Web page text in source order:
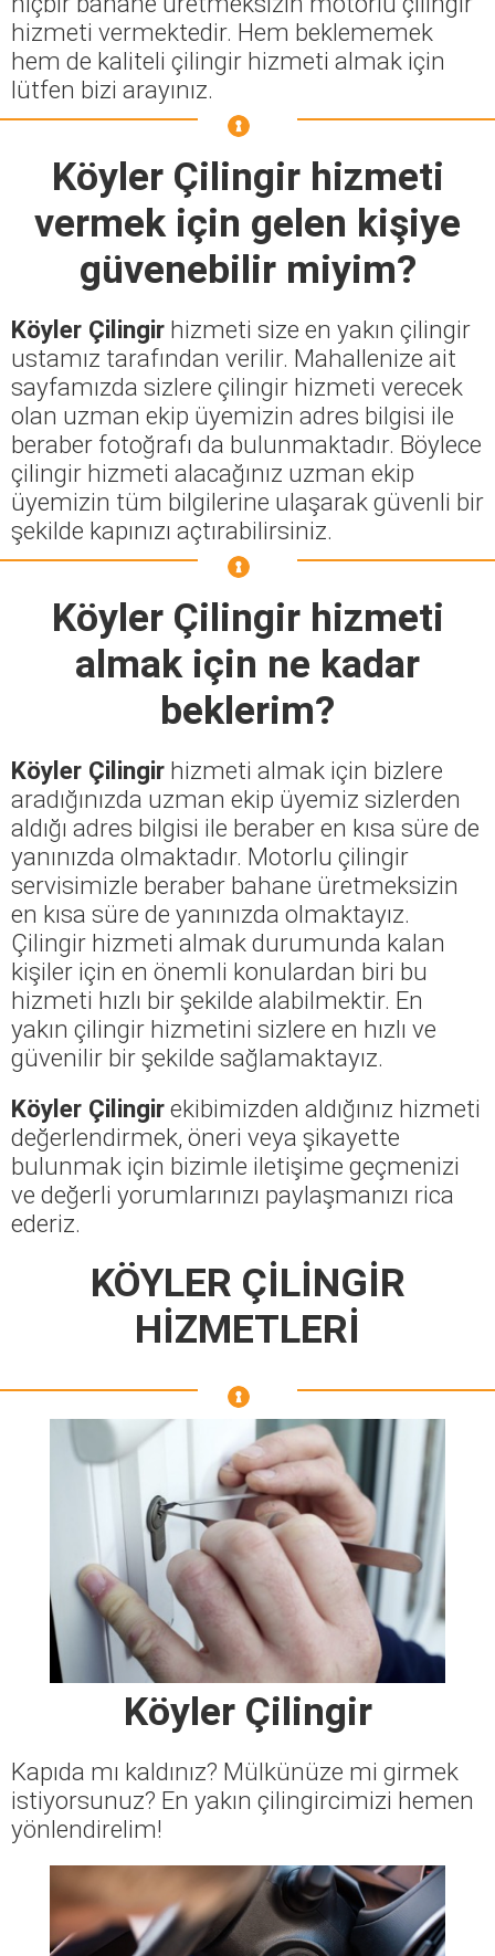
hizmeti vermektedir. Hem beklememek
hem de kaliteli çilingir hizmeti almak için
lütfen bizi arayınız.
Köyler Çilingirhizmeti
vermek için gelen kişiye
güvenebilir miyim?
Köyler Çilingir hizmeti size en yakın çilingir
ustamız tarafından verilir. Mahallenize ait
sayfamızda sizlere çilingir hizmeti verecek
olan uzman ekip üyemizin adres bilgisi ile
beraber fotoğrafı da bulunmaktadır. Böylece
çilingir hizmeti alacağınız uzman ekip
üyemizin tüm bilgilerine ulaşarak güvenli bir
şekilde kapınızı açtırabilirsiniz.
Köyler Çilingirhizmeti
almak için ne kadar
beklerim?
Köyler Çilingir hizmeti almak için bizlere
aradığınızda uzman ekip üyemiz sizlerden
aldığı adres bilgisi ile beraber en kısa süre de
yanınızda olmaktadır. Motorlu çilingir
servisimizle beraber bahane üretmeksizin
en kısa süre de yanınızda olmaktayız.
Çilingir hizmeti almak durumunda kalan
kişiler için en önemli konulardan biri bu
hizmeti hızlı bir şekilde alabilmektir. En
yakın çilingir hizmetini sizlere en hızlı ve
güvenilir bir şekilde sağlamaktayız.
Köyler Çilingirekibimizden aldığınız hizmeti
değerlendirmek, öneri veya şikayette
bulunmak için bizimle iletişime geçmenizi
ve değerli yorumlarınızı paylaşmanızı rica
ederiz.
KÖYLER ÇİLİNGİR
HİZMETLERİ
Köyler Çilingir
Kapıda mı kaldınız? Mülkünüze mi girmek
istiyorsunuz? En yakın çilingircimizi hemen
yönlendirelim!